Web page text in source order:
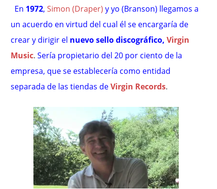
En 1972,Simon (Draper)y yo (Branson) llegamos a
un acuerdo en virtud del cual él se encargaría de
crear y dirigir el nuevo sello discográfico, Virgin
Music. Sería propietario del 20 por ciento de la
empresa, que se establecería como entidad
separada de las tiendas deVirgin Records.